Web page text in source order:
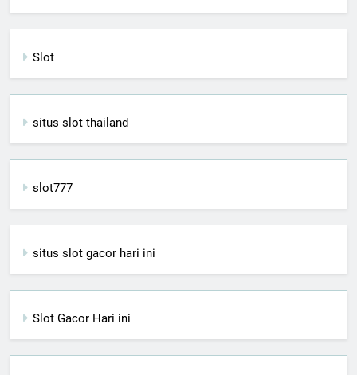
Slot
situs slot thailand
slot777
situs slot gacor hari ini
Slot Gacor Hari ini